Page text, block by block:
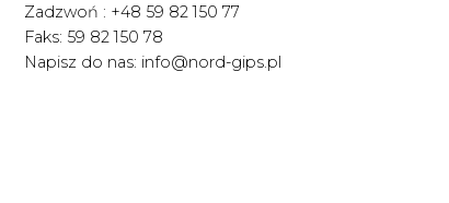
Zadzwoń : +48 59 82 150 77
Faks: 59 82 150 78
Napisz do nas: info@nord-gips.pl